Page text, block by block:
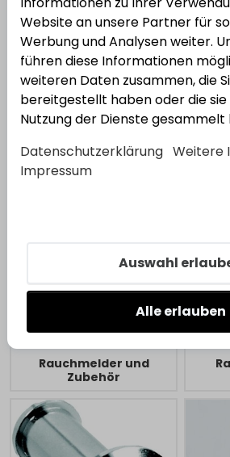
Kategorien
Rauchmelder und
Zubehör
Website an unsere Partner für
Werbung und Analysen weiter.
führen diese Informationen
weiteren Daten zusammen, die
bereitgestellt haben oder die
Nutzung der Dienste gesammelt
Datenschutzerklärung Weitere
Impressum
Auswahl
Alle erlauben